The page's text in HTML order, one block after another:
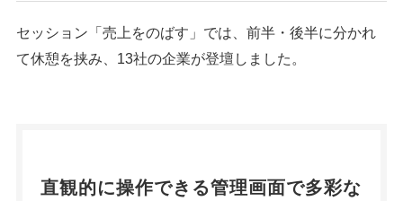
セッション「売上をのばす」では、前半・後半に分かれ
て休憩を挟み、13社の企業が登壇しました。
直観的に操作できる管理画面で多彩な